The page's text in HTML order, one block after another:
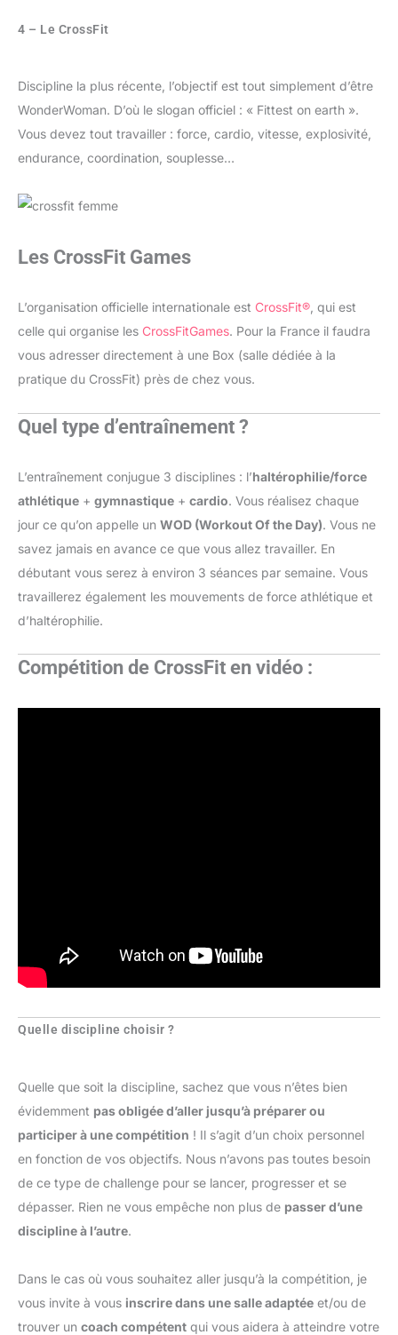
4 – Le CrossFit
Discipline la plus récente, l’objectif est tout simplement d’être
WonderWoman. D’où le slogan officiel : « Fittest on earth ».
Vous devez tout travailler : force, cardio, vitesse, explosivité,
endurance, coordination, souplesse…
Les CrossFit Games
L’organisation officielle internationale est CrossFit® , qui est
celle qui organise les CrossFitGames. Pour la France il faudra
vous adresser directement à une Box (salle dédiée à la
pratique du CrossFit) près de chez vous.
Quel type d’entraînement ?
L’entraînement conjugue 3 disciplines : l’haltérophilie/force
athlétique + gymnastique + cardio. Vous réalisez chaque
jour ce qu’on appelle un WOD (Workout Of the Day). Vous ne
savez jamais en avance ce que vous allez travailler. En
débutant vous serez à environ 3 séances par semaine. Vous
travaillerez également les mouvements de force athlétique et
d’haltérophilie.
Compétition de CrossFit en vidéo :
Quelle discipline choisir ?
Quelle que soit la discipline, sachez que vous n’êtes bien
évidemment pas obligée d’aller jusqu’à préparer ou
participer à une compétition ! Il s’agit d’un choix personnel
en fonction de vos objectifs. Nous n’avons pas toutes besoin
de ce type de challenge pour se lancer, progresser et se
dépasser. Rien ne vous empêche non plus de passer d’une
discipline à l’autre.
Dans le cas où vous souhaitez aller jusqu’à la compétition, je
vous invite à vous inscrire dans une salle adaptée et/ou de
trouver un coach compétent qui vous aidera à atteindre votre